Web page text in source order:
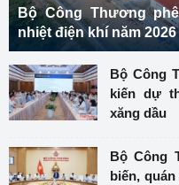
Bộ Công Thương
nhiệt điện khí năm 2026
Bộ Công
kiến dự
xăng dầu
Bộ Công
biến,